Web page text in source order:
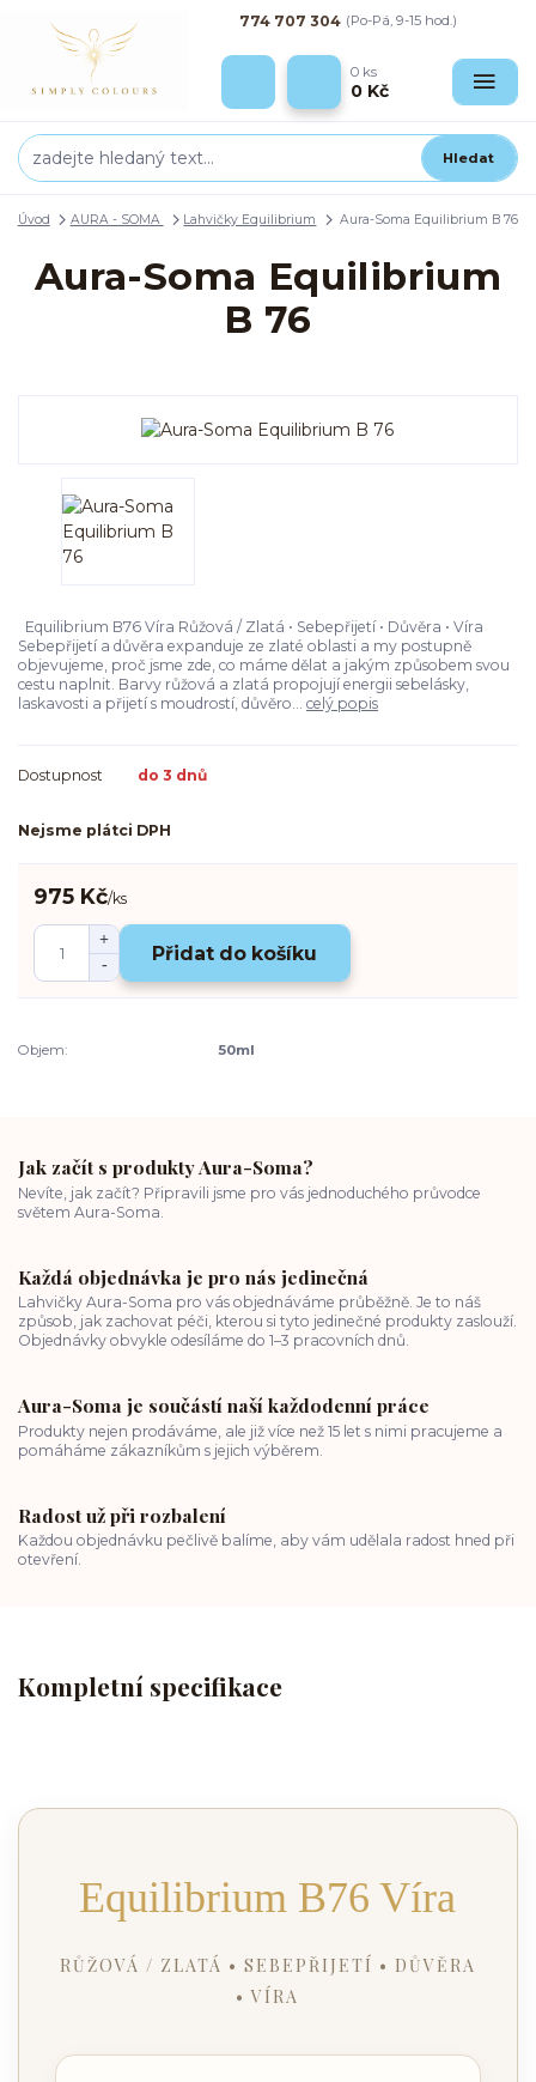
Hledat
774 707 304 (Po-Pá, 9-15 hod.)
0 ks
0 Kč
Úvod AURA - SOMA Lahvičky Equilibrium Aura-Soma Equilibrium B 76
Aura-Soma Equilibrium
B 76
Equilibrium B76 Víra Růžová / Zlatá • Sebepřijetí • Důvěra • Víra
Sebepřijetí a důvěra expanduje ze zlaté oblasti a my postupně
objevujeme, proč jsme zde, co máme dělat a jakým způsobem svou
cestu naplnit. Barvy růžová a zlatá propojují energii sebelásky,
laskavosti a přijetí s moudrostí, důvěro... celý popis
Dostupnost do 3 dnů
Nejsme plátci DPH
975 Kč/ks
Přidat do košíku
Objem: 50ml
Jak začít s produkty Aura-Soma?
Nevíte, jak začít? Připravili jsme pro vás jednoduchého průvodce
světem Aura-Soma.
Každá objednávka je pro nás jedinečná
Lahvičky Aura-Soma pro vás objednáváme průběžně. Je to náš
způsob, jak zachovat péči, kterou si tyto jedinečné produkty zaslouží.
Objednávky obvykle odesíláme do 1–3 pracovních dnů.
Aura-Soma je součástí naší každodenní práce
Produkty nejen prodáváme, ale již více než 15 let s nimi pracujeme a
pomáháme zákazníkům s jejich výběrem.
Radost už při rozbalení
Každou objednávku pečlivě balíme, aby vám udělala radost hned při
otevření.
Kompletní specifikace
Equilibrium B76 Víra
RŮŽOVÁ / ZLATÁ • SEBEPŘIJETÍ • DŮVĚRA
• VÍRA